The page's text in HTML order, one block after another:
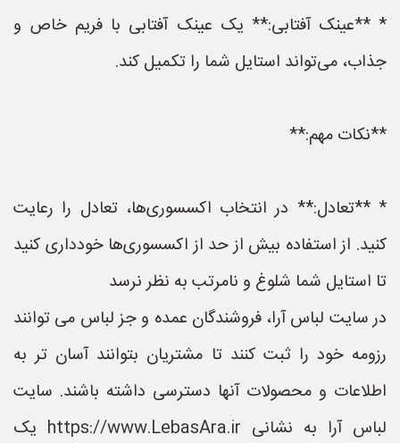
* **عینک آفتابی:** یک عینک آفتابی با فریم خاص و
جذاب، می‌تواند استایل شما را تکمیل کند.
**نکات مهم:**
* **تعادل:** در انتخاب اکسسوری‌ها، تعادل را رعایت
کنید. از استفاده بیش از حد از اکسسوری‌ها خودداری کنید
تا استایل شما شلوغ و نامرتب به نظر نرسد
در سایت لباس آرا، فروشندگان عمده و جز لباس می توانند
رزومه خود را ثبت کنند تا مشتریان بتوانند آسان تر به
اطلاعات و محصولات آنها دسترسی داشته باشند. سایت
لباس آرا به نشانی https://www.LebasAra.ir یک